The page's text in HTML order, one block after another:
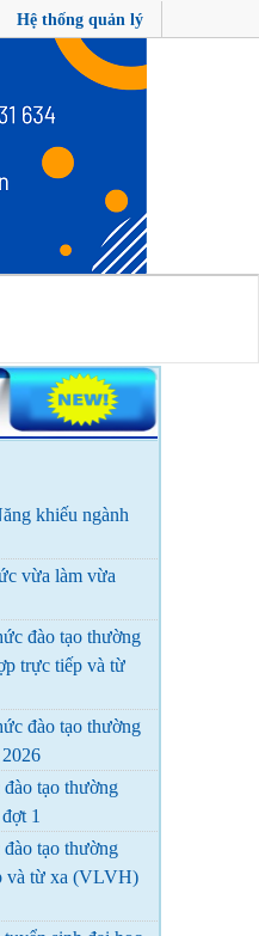
Hệ thống quản lý
khiếu ngành
vừa làm vừa
đào tạo thường
trực tiếp và từ
đào tạo thường
tạo thường
1
tạo thường
và từ xa (VLVH)